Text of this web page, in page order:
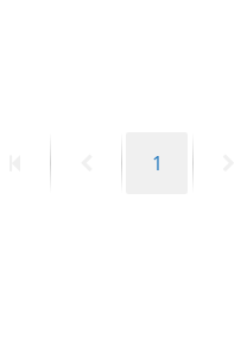
VorherigeSeite
1